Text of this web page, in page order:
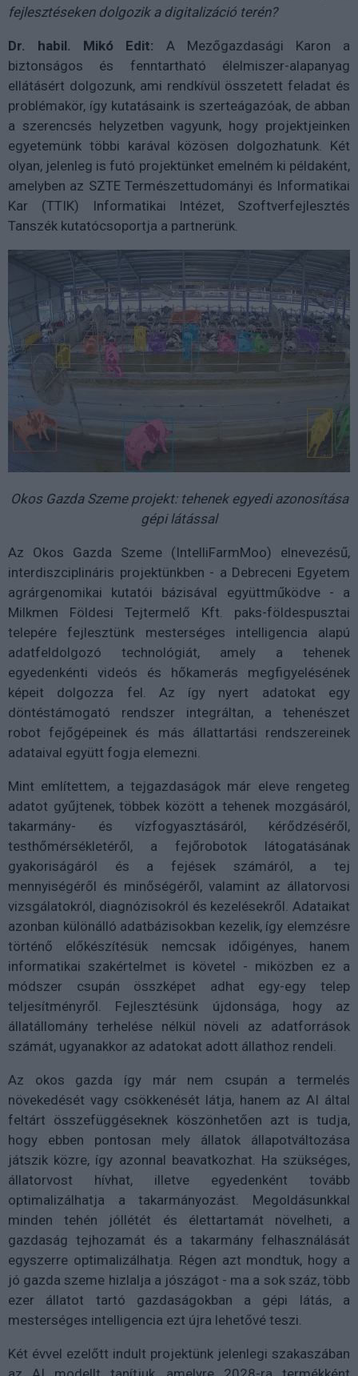
fejlesztéseken dolgozik a digitalizáció terén?
Dr. habil. Mikó Edit: A Mezőgazdasági Karon a
biztonságos és fenntartható élelmiszer-alapanyag
ellátásért dolgozunk, ami rendkívül összetett feladat és
problémakör, így kutatásaink is szerteágazóak, de abban
a szerencsés helyzetben vagyunk, hogy projektjeinken
egyetemünk többi karával közösen dolgozhatunk. Két
olyan, jelenleg is futó projektünket emelném ki példaként,
amelyben az SZTE Természettudományi és Informatikai
Kar (TTIK) Informatikai Intézet, Szoftverfejlesztés
Tanszék kutatócsoportja a partnerünk.
Okos Gazda Szeme projekt: tehenek egyedi azonosítása
gépi látással
Az Okos Gazda Szeme (IntelliFarmMoo) elnevezésű,
interdiszciplináris projektünkben - a Debreceni Egyetem
agrárgenomikai kutatói bázisával együttműködve - a
Milkmen Földesi Tejtermelő Kft. paks-földespusztai
telepére fejlesztünk mesterséges intelligencia alapú
adatfeldolgozó technológiát, amely a tehenek
egyedenkénti videós és hőkamerás megfigyelésének
képeit dolgozza fel. Az így nyert adatokat egy
döntéstámogató rendszer integráltan, a tehenészet
robot fejőgépeinek és más állattartási rendszereinek
adataival együtt fogja elemezni.
Mint említettem, a tejgazdaságok már eleve rengeteg
adatot gyűjtenek, többek között a tehenek mozgásáról,
takarmány- és vízfogyasztásáról, kérődzéséről,
testhőmérsékletéről, a fejőrobotok látogatásának
gyakoriságáról és a fejések számáról, a tej
mennyiségéről és minőségéről, valamint az állatorvosi
vizsgálatokról, diagnózisokról és kezelésekről. Adataikat
azonban különálló adatbázisokban kezelik, így elemzésre
történő előkészítésük nemcsak időigényes, hanem
informatikai szakértelmet is követel - miközben ez a
módszer csupán összképet adhat egy-egy telep
teljesítményről. Fejlesztésünk újdonsága, hogy az
állatállomány terhelése nélkül növeli az adatforrások
számát, ugyanakkor az adatokat adott állathoz rendeli.
Az okos gazda így már nem csupán a termelés
növekedését vagy csökkenését látja, hanem az AI által
feltárt összefüggéseknek köszönhetően azt is tudja,
hogy ebben pontosan mely állatok állapotváltozása
játszik közre, így azonnal beavatkozhat. Ha szükséges,
állatorvost hívhat, illetve egyedenként tovább
optimalizálhatja a takarmányozást. Megoldásunkkal
minden tehén jóllétét és élettartamát növelheti, a
gazdaság tejhozamát és a takarmány felhasználását
egyszerre optimalizálhatja. Régen azt mondtuk, hogy a
jó gazda szeme hizlalja a jószágot - ma a sok száz, több
ezer állatot tartó gazdaságokban a gépi látás, a
mesterséges intelligencia ezt újra lehetővé teszi.
Két évvel ezelőtt indult projektünk jelenlegi szakaszában